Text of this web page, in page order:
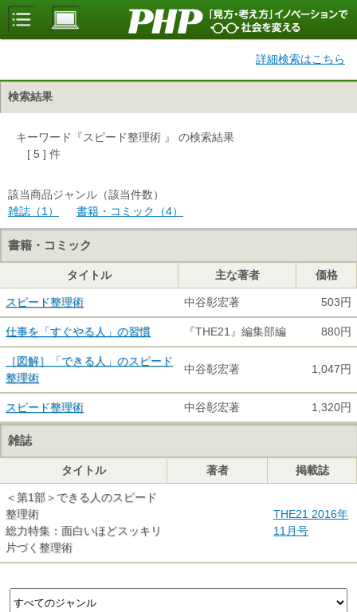
詳細検索はこちら
検索結果
キーワード『スピード整理術 』 の検索結果
[ 5 ] 件
該当商品ジャンル（該当件数）
雑誌（1）
書籍・コミック（4）
書籍・コミック
タイトル 主な著者 価格
スピード整理術 中谷彰宏著 503円
仕事を「すぐやる人」の習慣 『THE21』編集部編 880円
［図解］「できる人」のスピード
整理術
中谷彰宏著 1,047円
スピード整理術 中谷彰宏著 1,320円
雑誌
タイトル 著者 掲載誌
＜第1部＞できる人のスピード
整理術
総力特集：面白いほどスッキリ
片づく整理術
THE21 2016年
11月号